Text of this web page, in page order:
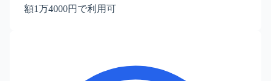
額1万4000円で利用可